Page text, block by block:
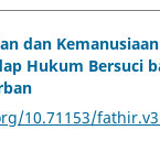
dan
Hukum Bersuci
10.71153/